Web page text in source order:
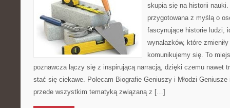
skupia się na historii nauki.
przygotowana z myślą o
fascynujące historie ludzi,
wynalazków, które
komunikujemy się. To
poznawcza łączy się z inspirującą narracją, dzięki czemu nawet
stać się ciekawe. Polecam Biografie Geniuszy i Młodzi
przede wszystkim tematyką związaną z […]